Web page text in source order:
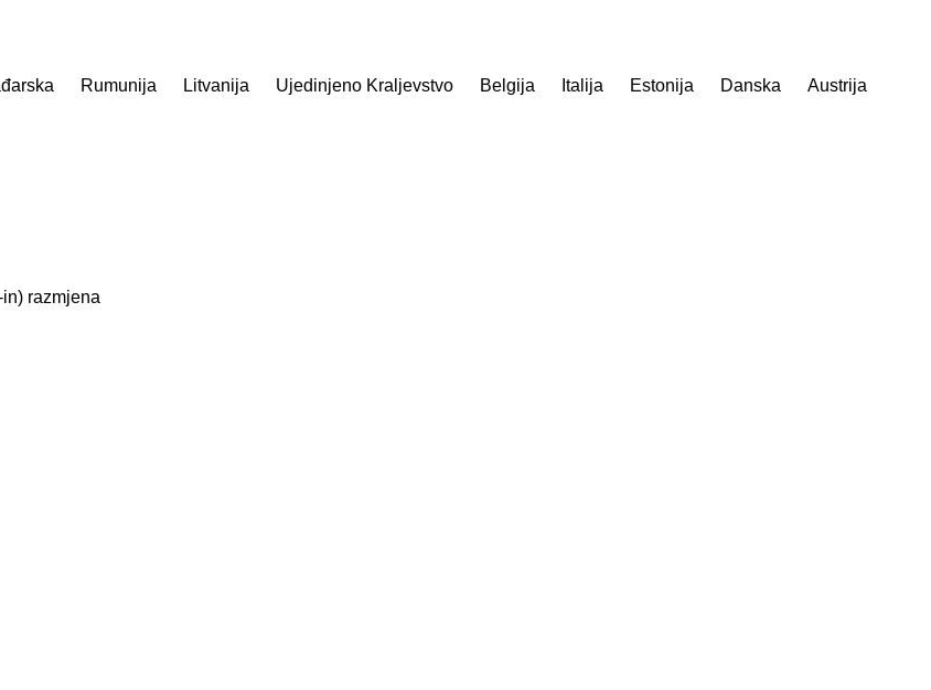
Rumunija Litvanija Ujedinjeno Kraljevstvo Belgija Italija Estonija Danska
Austrija
in) razmjena